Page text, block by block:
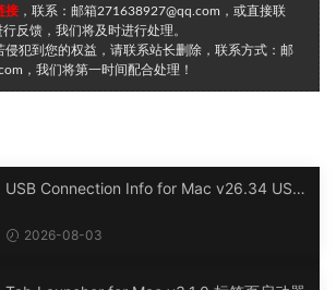
接 ，联系：邮箱271638927@qq.com，或直接联
反馈，我们将及时进行处理。
侵犯到您的权益，请联系站长删除，联系方式：邮
，我们将第一时间配合处理！
USB Connection Info for Mac v26.34 USB
2026-08-03